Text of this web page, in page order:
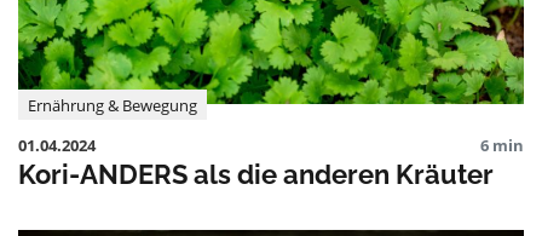
Ernährung & Bewegung
01.04.2024
6 min
Kori-ANDERS als die anderen Kräuter